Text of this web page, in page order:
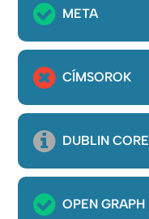
META
CÍMSOROK
DUBLIN CORE
OPEN GRAPH